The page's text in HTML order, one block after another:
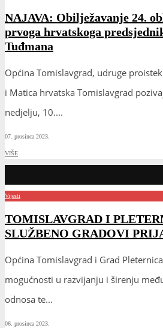
NAJAVA: Obilježavanje 24.
prvoga hrvatskoga
Tuđmana
Općina Tomislavgrad, udruge
i Matica hrvatska Tomislavgrad
nedjelju, 10....
07. prosinca 2023.
VIŠE
Vijesti
TOMISLAVGRAD I
SLUŽBENO GRADOVI
Općina Tomislavgrad i Grad
mogućnosti u razvijanju i širenju
odnosa te...
06. prosinca 2023.